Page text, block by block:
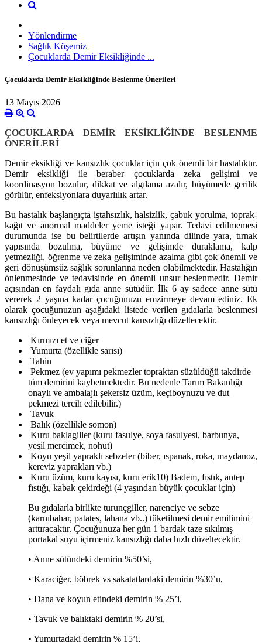
Yönlendirme
Sağlık Köşemiz
Çocuklarda Demir Eksikliğinde ...
Çocuklarda Demir Eksikliğinde Beslenme Önerileri
13 Mayıs 2026
ÇOCUKLARDA DEMİR EKSİKLİĞİNDE BESLENME
ÖNERİLERİ
Demir eksikliği ve kansızlık çocuklar için çok önemli bir hastalıktır.
Demir eksikliği ile beraber çocuklarda zeka gelişimi ve
koordinasyon bozulur, dikkat ve algılama azalır, büyümede gerilik
görülür, enfeksiyonlara duyarlılık artar.
Bu hastalık başlangıçta iştahsızlık, halsizlik, çabuk yorulma, toprak-
kağıt ve anormal maddeler yeme isteği yapar. Tedavi edilmemesi
durumunda ise bu belirtilerde artışın yanında dilinde yara, tırnak
yapısında bozulma, büyüme ve gelişimde duraklama, kalp
yetmezliği, öğrenme ve zeka gelişiminde azalma gibi çok önemli ve
geri dönüşümsüz sağlık sorunlarına neden olabilmektedir. Hastalığın
önlenmesinde ve tedavisinde en önemli unsur beslenmedir. Demir
açısından en faydalı gıda anne sütüdür. İlk 6 ay sadece anne sütü
vererek 2 yaşına kadar çocuğunuzu emzirmeye devam ediniz. Ek
olarak çocuğunuzun aşağıdaki listede verilen gıdalarla beslenmesi
kansızlığı önleyecek veya mevcut kansızlığı düzeltecektir.
Kırmızı et ve ciğer
Yumurta (özellikle sarısı)
Tahin
Pekmez (ev yapımı pekmezler topraktan süzüldüğü takdirde
tüm demirini kaybetmektedir. Bu nedenle Tarım Bakanlığı
onaylı ve ambalajlı şekersiz üzüm, keçiboynuzu ve dut
pekmezi tercih edilebilir.)
Tavuk
Balık (özellikle somon)
Kuru baklagiller (kuru fasulye, soya fasulyesi, barbunya,
yeşil mercimek, nohut)
Koyu yeşil yapraklı sebzeler (biber, ıspanak, roka, maydanoz,
kereviz yaprakları vb.)
Kuru üzüm, kuru kayısı, kuru erik10) Badem, fıstık, antep
fıstığı, kabak çekirdeği (4 yaşından büyük çocuklar için)
Bu gıdalarla birlikte turunçgiller, narenciye ve sebze
(karnıbahar, patates, lahana vb..) tüketilmesi demir emilimini
arttıracaktır. Çocuğunuza her gün 1 bardak taze sıkılmış
portakal suyu içirmeniz kansızlığı daha hızlı düzeltecektir.
• Anne sütündeki demirin %50’si,
• Karaciğer, böbrek vs sakatatlardaki demirin %30’u,
• Dana ve koyun etindeki demirin % 25’i,
• Tavuk ve balıktaki demirin % 20’si,
• Yumurtadaki demirin % 15’i,